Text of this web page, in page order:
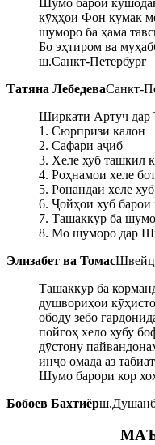
Шумо барои
кӯҳҳои Фон кумак
шуморо ба ҳама
Бо эҳтиром ва
ш.Санкт-Петербург
Татяна ЛебедеваСанкт-
Ширкати Артуч дар
1. Сюрпризи калон
2. Сафари аҷиб
3. Хеле хуб ташкил
4. Роҳнамои хеле
5. Ронандаи хеле хуб
6. Ҷойҳои хуб барои
7. Ташаккур ба
8. Мо шуморо дар
Элизабет ва Томас
Ташаккур ба
душвориҳои
ободу зебо
пойгоҳ хело хубу
дӯстону
инҷо омада аз
Шумо барори кор
Бобоев Бахтиёр